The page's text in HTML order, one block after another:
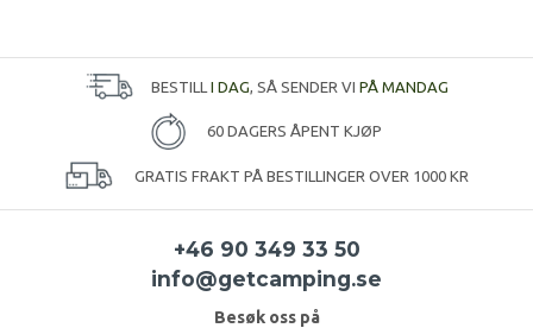
BESTILL I DAG, SÅ SENDER VI PÅ MANDAG
60 DAGERS ÅPENT KJØP
GRATIS FRAKT PÅ BESTILLINGER OVER 1000 KR
+46 90 349 33 50
info@getcamping.se
Besøk oss på